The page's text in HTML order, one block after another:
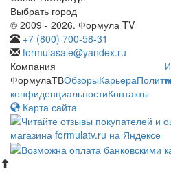
Выбрать город
© 2009 - 2026. Формула TV
+7 (800) 700-58-31
formulasale@yandex.ru
Компания
ФормулаТВОбзорыКарьера
конфиденциальностиКонтакты
Карта сайта